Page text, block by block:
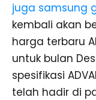
juga samsung
kembali akan
harga terbaru
untuk bulan
spesifikasi
telah hadir di